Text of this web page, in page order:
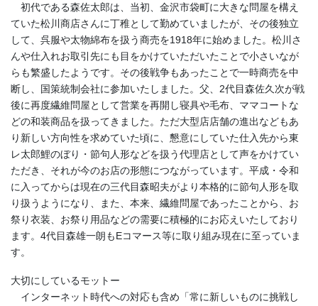
初代である森佐太郎は、当初、金沢市袋町に大きな問屋を構え
ていた松川商店さんに丁稚として勤めていましたが、その後独立
して、呉服や太物綿布を扱う商売を1918年に始めました。松川さ
んや仕入れお取引先にも目をかけていただいたことで小さいなが
らも繁盛したようです。その後戦争もあったことで一時商売を中
断し、国策統制会社に参加いたしました。父、2代目森佐久次が戦
後に再度繊維問屋として営業を再開し寝具や毛布、ママコートな
どの和装商品を扱ってきました。ただ大型店店舗の進出などもあ
り新しい方向性を求めていた頃に、懇意にしていた仕入先から東
レ太郎鯉のぼり・節句人形などを扱う代理店として声をかけてい
ただき、それが今のお店の形態につながっています。平成・令和
に入ってからは現在の三代目森昭夫がより本格的に節句人形を取
り扱うようになり、また、本来、繊維問屋であったことから、お
祭り衣装、お祭り用品などの需要に積極的にお応えいたしており
ます。4代目森雄一朗もEコマース等に取り組み現在に至っていま
す。
大切にしているモットー
インターネット時代への対応も含め「常に新しいものに挑戦し
《中能登エリア》 七尾「青柏祭」、七尾「向田の火祭」、七尾
「石崎奉燈祭」、七尾「お熊甲祭」、志賀町「西海祭り」、宝達志
水町「子浦神社獅子舞」、宝達志水町「三十三年式年大祭」